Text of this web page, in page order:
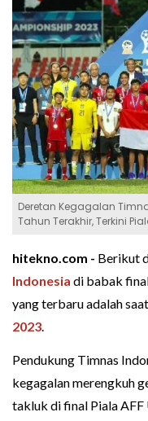
Deretan Kegagalan
Tahun Terakhir, Terkini
hitekno.com - Berikut
Indonesia di babak
yang terbaru adalah
2023.
Pendukung Timnas
kegagalan merengkuh
takluk di final Piala